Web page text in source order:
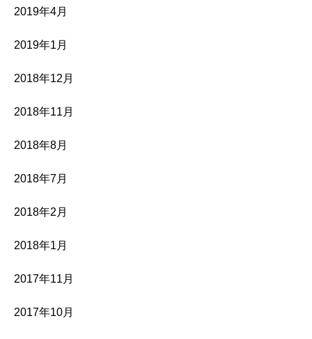
2019年4月
2019年1月
2018年12月
2018年11月
2018年8月
2018年7月
2018年2月
2018年1月
2017年11月
2017年10月